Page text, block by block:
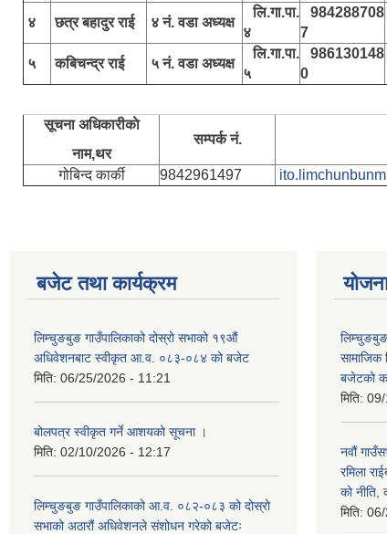
४ छत्र बहादुर राई ४ नं. वडा अध्यक्ष
लि.गा.पा.
४
984288708
7
५ कबिचन्द्र राई ५ नं. वडा अध्यक्ष
लि.गा.पा.
५
986130148
0
सूचना अधिकारीकाे
नाम,थर
सम्पर्क नं.
गोबिन्द कार्की 9842961497
बजेट तथा कार्यक्रम
लिम्चुङबुङ गाउँपालिकाको दोस्रो सभाको १९औं
अधिवेशनबाट स्वीकृत आ.व. ०८३-०८४ को बजेट
मिति: 06/25/2026 - 11:21
बोलपत्र स्वीकृत गर्ने आशयको सूचना ।
मिति: 02/10/2026 - 12:17
लिम्चुङबुङ गाउँपालिकाको आ.व. ०८२-०८३ को दोस्रो
सभाको अठारौं अधिवेशनले संशोधन गरेको बजेटः
सामाजिक
बजेटको
मिति:
नवौं
रमिला
को नीति,
मिति: